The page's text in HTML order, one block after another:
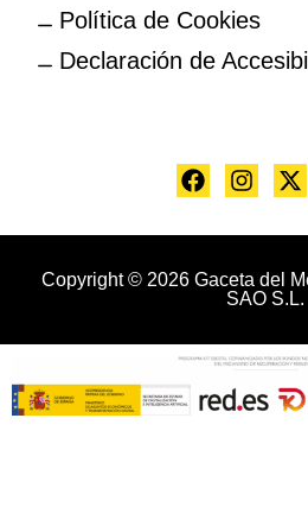
Política de Cookies
Declaración de
Copyright © 2026 Gaceta del
SAO S.L.